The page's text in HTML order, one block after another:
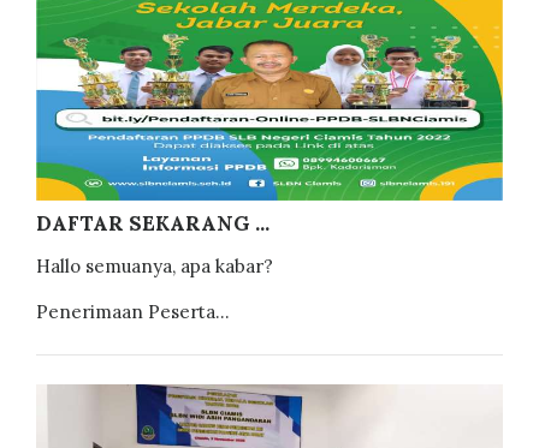
DAFTAR SEKARANG ...
Hallo semuanya, apa kabar?
Penerimaan Peserta...